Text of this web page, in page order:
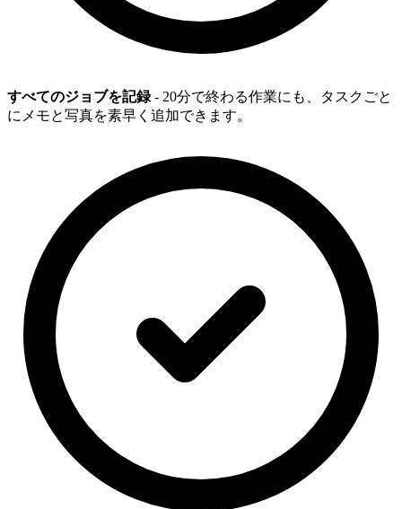
すべてのジョブを記録- 20分で終わる作業にも、タスクごと
にメモと写真を素早く追加できます。